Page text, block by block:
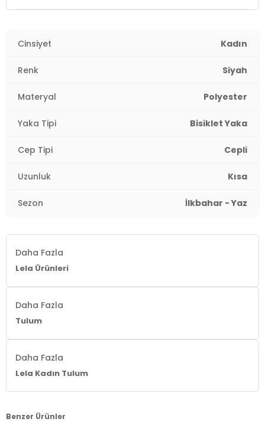
2DY5863143.07
Cinsiyet Kadın
Renk Siyah
Materyal Polyester
Yaka Tipi Bisiklet Yaka
Cep Tipi Cepli
Uzunluk Kısa
Sezon İlkbahar - Yaz
Daha Fazla
Lela Ürünleri
Daha Fazla
Tulum
Daha Fazla
Lela Kadın Tulum
Benzer Ürünler